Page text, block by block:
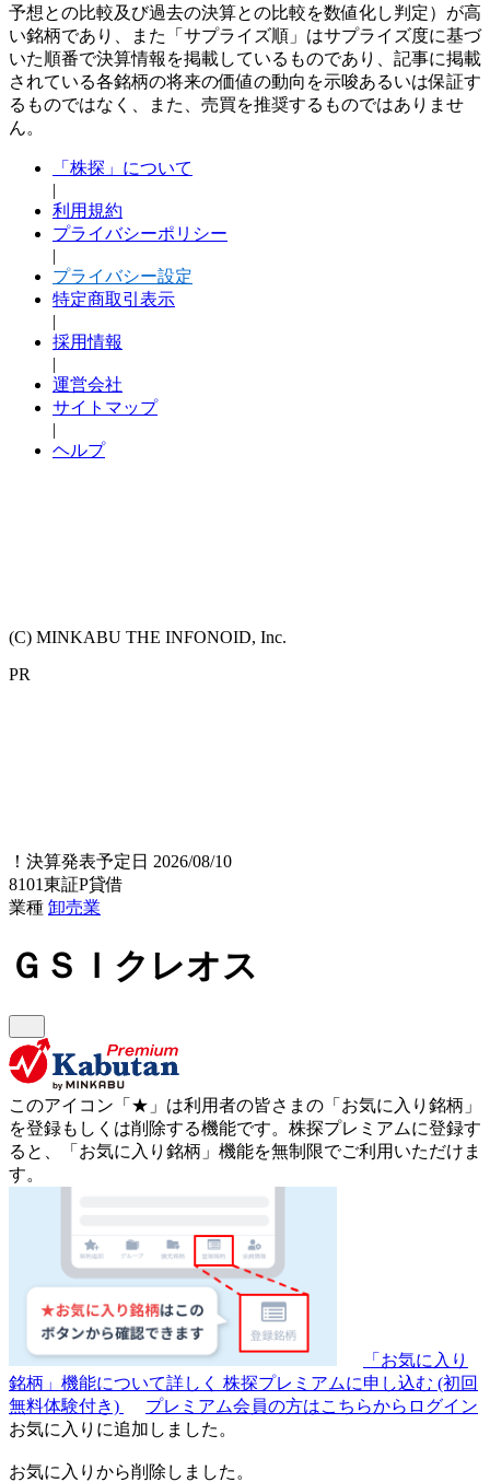
予想との比較及び過去の決算との比較を数値化し判定）が高
い銘柄であり、また「サプライズ順」はサプライズ度に基づ
いた順番で決算情報を掲載しているものであり、記事に掲載
されている各銘柄の将来の価値の動向を示唆あるいは保証す
るものではなく、また、売買を推奨するものではありませ
ん。
「株探」について
|
利用規約
プライバシーポリシー
|
プライバシー設定
特定商取引表示
|
採用情報
|
運営会社
サイトマップ
|
ヘルプ
(C) MINKABU THE INFONOID, Inc.
PR
！ 決算発表予定日 2026/08/10
8101東証P貸借
業種 卸売業
ＧＳＩクレオス
このアイコン 「★」 は利用者の皆さまの 「お気に入り銘柄」
を登録もしくは削除する機能です。 株探プレミアムに登録す
ると、「お気に入り銘柄」機能を無制限でご利用いただけま
す。
「お気に入り
銘柄」機能について詳しく 株探プレミアムに申し込む (初回
無料体験付き)
プレミアム会員の方はこちらからログイン
お気に入りに追加しました。
お気に入りから削除しました。